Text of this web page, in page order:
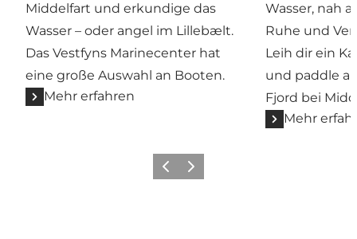
Middelfart und erkundige das
Wasser – oder angel im Lillebælt.
Das Vestfyns Marinecenter hat
eine große Auswahl an Booten.
Mehr erfahren
Wasser, nah
Ruhe und
Leih dir ein
und paddle
Fjord bei
Mehr
ZurückWeiter